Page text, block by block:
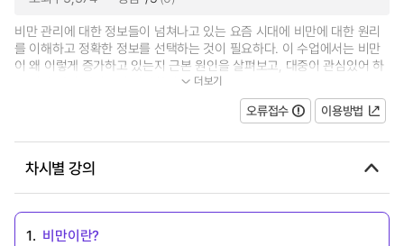
비만 관리에 대한 정보들이 넘쳐나고 있는 요즘 시대에 비만에 대한 원리
를 이해하고 정확한 정보를 선택하는 것이 필요하다. 이 수업에서는 비만
이 왜 이렇게 증가하고 있는지 근본 원인을 살펴보고, 대중이 관심있어 하
는 비만 관리 방법들의 영양학적... 더보기
오류접수 이용방법
차시별 강의
1. 비만이란?